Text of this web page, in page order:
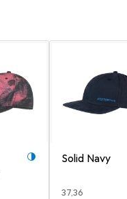
Solid Navy
EUR
37,36